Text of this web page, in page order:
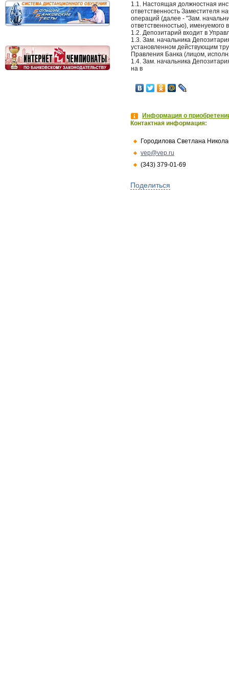
1.1. Настоящая должностная
ответственность Заместителя
операций (далее - "Зам.
ответственностью), именуемого
1.2. Депозитарий входит в
1.3. Зам. начальника
установленном действующим
Правления Банка (лицом,
1.4. Зам. начальника
на в
Информация о
Контактная информация:
Городилова Светлана
vep@vep.ru
(343) 379-01-69
Поделиться